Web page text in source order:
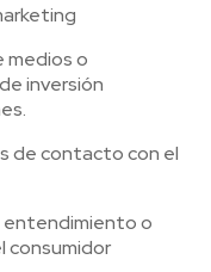
medios o
inversión
de contacto con el
entendimiento o
consumidor